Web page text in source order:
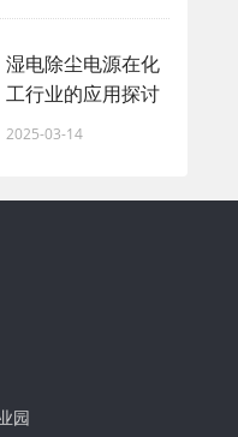
湿电除尘电源在化
工行业的应用探讨
2025-03-14
园